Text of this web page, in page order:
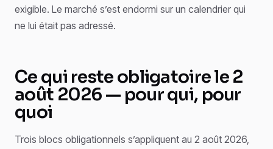
exigible. Le marché s’est endormi sur un calendrier qui
ne lui était pas adressé.
Ce qui reste obligatoire le 2
août 2026 — pour qui, pour
quoi
Trois blocs obligationnels s’appliquent au 2 août 2026,